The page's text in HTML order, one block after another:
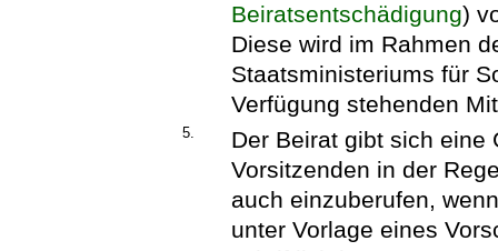
Beiratsentschädigung)
Diese wird im Rahmen
Staatsministeriums für
Verfügung stehenden
5.
Der Beirat gibt sich eine
Vorsitzenden in der
auch einzuberufen,
unter Vorlage eines